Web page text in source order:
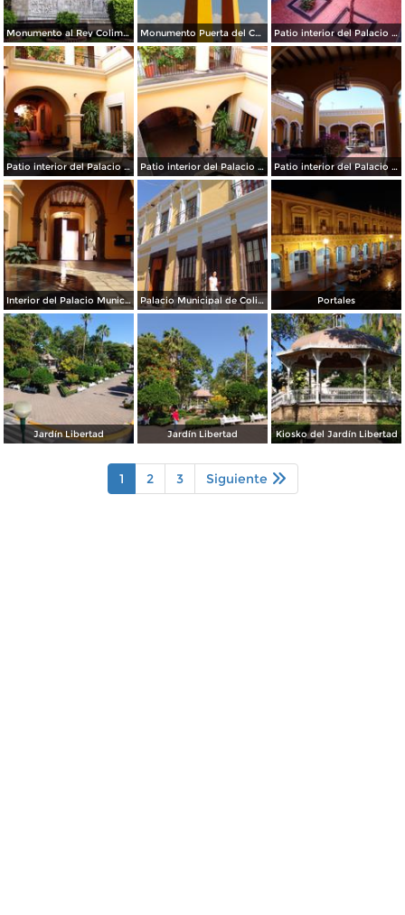
Monumento al Rey Colimán Monumento Puerta del Camino Real de Colima Patio interior del Palacio Municipal
Patio interior del Palacio Municipal Patio interior del Palacio Municipal Patio interior del Palacio Municipal
Interior del Palacio Municipal de Colima Palacio Municipal de Colima Portales
Jardín Libertad Jardín Libertad Kiosko del Jardín Libertad
1 2 3 Siguiente